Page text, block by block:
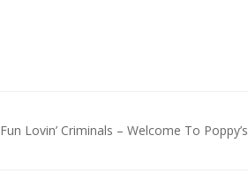
Fun Lovin’ Criminals – Welcome To Poppy’s